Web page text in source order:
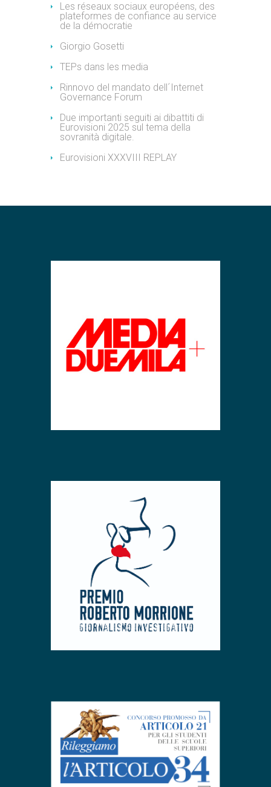
Les réseaux sociaux européens, des
plateformes de confiance au service
de la démocratie
Giorgio Gosetti
TEPs dans les media
Rinnovo del mandato dell´Internet
Governance Forum
Due importanti seguiti ai dibattiti di
Eurovisioni 2025 sul tema della
sovranità digitale.
Eurovisioni XXXVIII REPLAY